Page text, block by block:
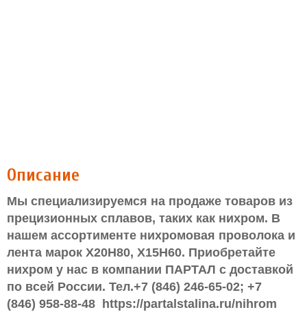
Описание
Мы специализируемся на продаже товаров из
прецизионных сплавов, таких как нихром. В
нашем ассортименте нихромовая проволока и
лента марок Х20Н80, Х15Н60. Приобретайте
нихром у нас в компании ПАРТАЛ с доставкой
по всей России. Тел.+7 (846) 246-65-02; +7
(846) 958-88-48 https://partalstalina.ru/nihrom